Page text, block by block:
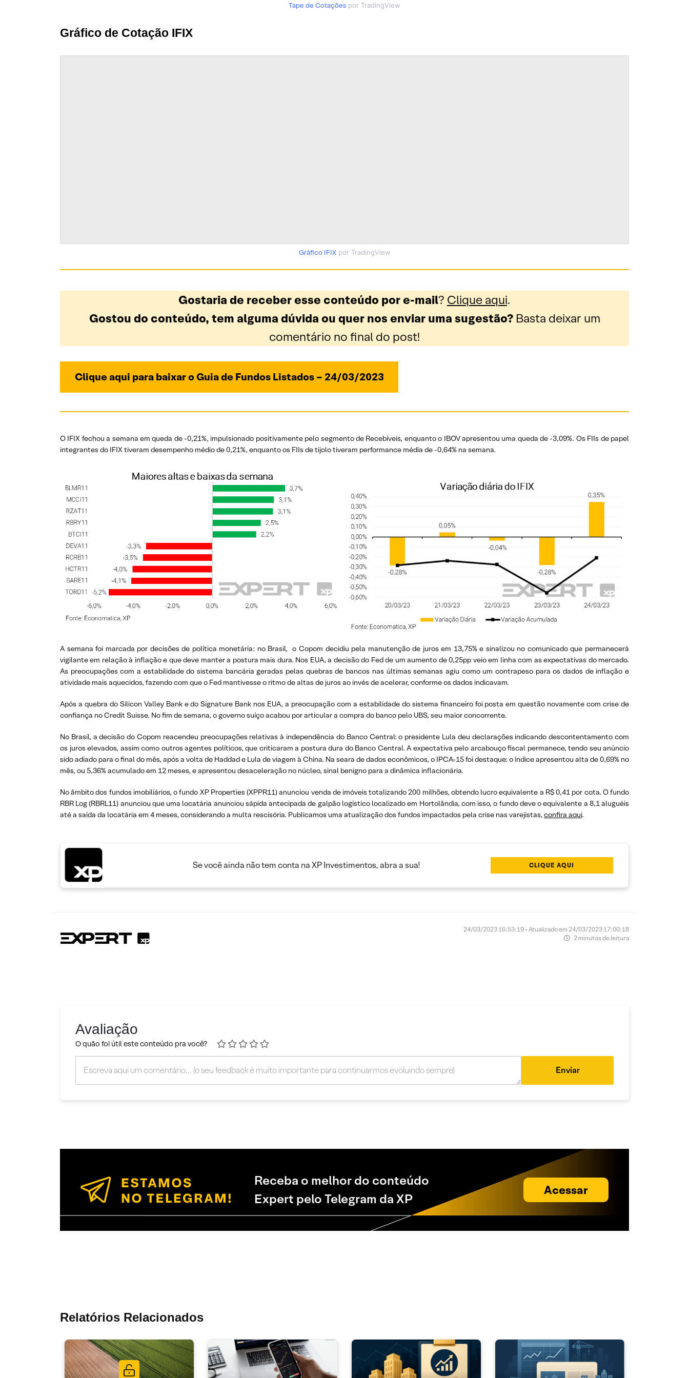
Tape de Cotações por TradingView
Gráfico de Cotação IFIX
Gráfico IFIXpor TradingView
Gostaria de receber esse conteúdo por e-mail? Clique aqui.
Gostou do conteúdo, tem alguma dúvida ou quer nos enviar uma sugestão?Basta deixar um
comentário no final do post!
Clique aqui para baixar o Guia de Fundos Listados – 24/03/2023
O IFIX fechou a semana em queda de -0,21%, impulsionado positivamente pelo segmento de Recebíveis, enquanto o IBOV apresentou uma queda de -3,09%. Os FIIs de papel
integrantes do IFIX tiveram desempenho médio de 0,21%, enquanto os FIIs de tijolo tiveram performance média de -0,64% na semana.
A semana foi marcada por decisões de política monetária: no Brasil, o Copom decidiu pela manutenção de juros em 13,75% e sinalizou no comunicado que permanecerá
vigilante em relação à inflação e que deve manter a postura mais dura. Nos EUA, a decisão do Fed de um aumento de 0,25pp veio em linha com as expectativas do mercado.
As preocupações com a estabilidade do sistema bancária geradas pelas quebras de bancos nas últimas semanas agiu como um contrapeso para os dados de inflação e
atividade mais aquecidos, fazendo com que o Fed mantivesse o ritmo de altas de juros ao invés de acelerar, conforme os dados indicavam.
Após a quebra do Silicon Valley Bank e do Signature Bank nos EUA, a preocupação com a estabilidade do sistema financeiro foi posta em questão novamente com crise de
confiança no Credit Suisse. No fim de semana, o governo suíço acabou por articular a compra do banco pelo UBS, seu maior concorrente.
No Brasil, a decisão do Copom reacendeu preocupações relativas à independência do Banco Central: o presidente Lula deu declarações indicando descontentamento com
os juros elevados, assim como outros agentes políticos, que criticaram a postura dura do Banco Central. A expectativa pelo arcabouço fiscal permanece, tendo seu anúncio
sido adiado para o final do mês, após a volta de Haddad e Lula de viagem à China. Na seara de dados econômicos, o IPCA-15 foi destaque: o índice apresentou alta de 0,69% no
mês, ou 5,36% acumulado em 12 meses, e apresentou desaceleração no núcleo, sinal benigno para a dinâmica inflacionária.
No âmbito dos fundos imobiliários, o fundo XP Properties (XPPR11) anunciou venda de imóveis totalizando 200 milhões, obtendo lucro equivalente a R$ 0,41 por cota. O fundo
RBR Log (RBRL11) anunciou que uma locatária anunciou sápida antecipada de galpão logístico localizado em Hortolândia, com isso, o fundo deve o equivalente a 8,1 aluguéis
até a saída da locatária em 4 meses, considerando a multa rescisória. Publicamos uma atualização dos fundos impactados pela crise nas varejistas, confira aqui.
Se você ainda não tem conta na XP Investimentos, abra a sua! CLIQUE AQUI
24/03/2023 16:53:19 • Atualizado em 24/03/2023 17:00:18
2 minutos de leitura
Avaliação
O quão foi útil este conteúdo pra você?
Enviar
Receba o melhor do conteúdo
Expert pelo Telegram da XP
Acessar
Relatórios Relacionados